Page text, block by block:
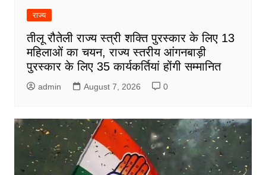
राज्य
तीलू रौतेली राज्य स्त्री शक्ति पुरस्कार के लिए 13
महिलाओं का चयन, राज्य स्तरीय आंगनबाड़ी
पुरस्कार के लिए 35 कार्यकर्तियां होंगी सम्मानित
admin August 7, 2026 0